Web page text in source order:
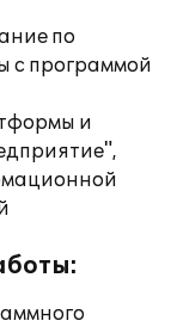
по
с программой
и